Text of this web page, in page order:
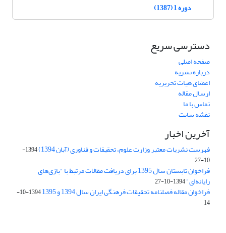
دوره 1 (1387)
دسترسی سریع
صفحه اصلی
درباره نشریه
اعضای هیات تحریریه
ارسال مقاله
تماس با ما
نقشه سایت
آخرین اخبار
فهرست نشریات معتبر وزارت علوم، تحقیقات و فناوری (آبان 1394)
1394-
10-27
فراخوان تابستان سال 1395 برای دریافت مقالات مرتبط با "بازی‌های
رایانه‌ای"1394-10-27
فراخوان مقاله فصلنامه تحقیقات فرهنگی ایران سال 1394 و 1395
1394-10-
14